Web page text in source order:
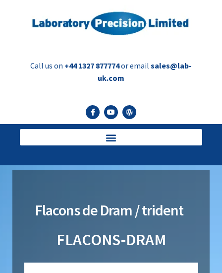
Call us on +44 1327 877774or email sales@lab-
uk.com
Flacons de Dram / trident
FLACONS-DRAM